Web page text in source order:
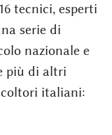
tecnici, esperti
serie di
nazionale e
più di altri
italiani: